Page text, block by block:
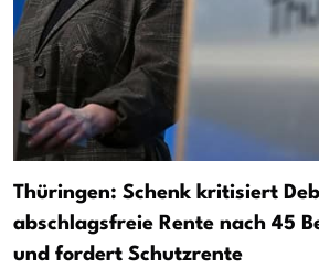
Thüringen: Schenk kritisiert
abschlagsfreie Rente nach 45
und fordert Schutzrente